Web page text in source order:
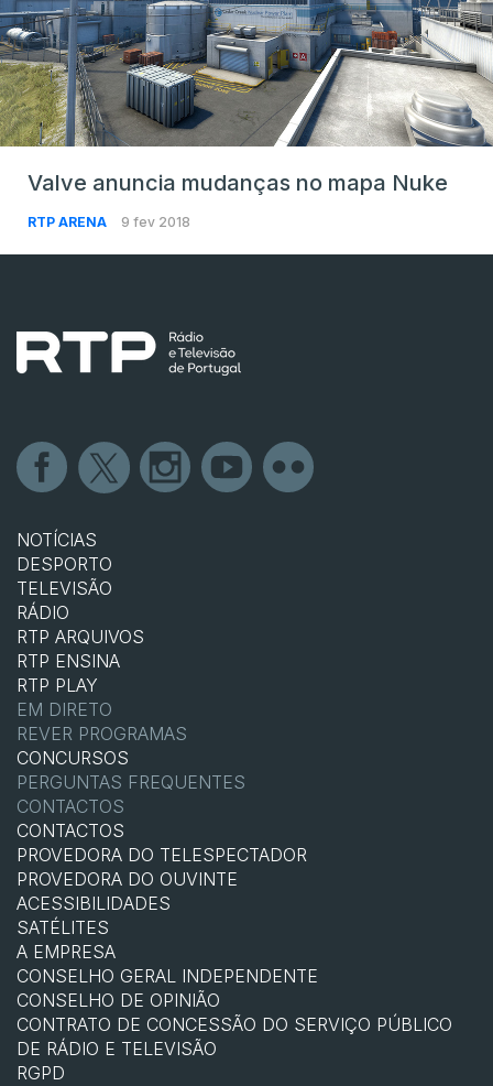
Valve anuncia mudanças no mapa Nuke
RTP ARENA 9 fev 2018
NOTÍCIAS
DESPORTO
TELEVISÃO
RÁDIO
RTP ARQUIVOS
RTP ENSINA
RTP PLAY
EM DIRETO
REVER PROGRAMAS
CONCURSOS
PERGUNTAS FREQUENTES
CONTACTOS
CONTACTOS
PROVEDORA DO TELESPECTADOR
PROVEDORA DO OUVINTE
ACESSIBILIDADES
SATÉLITES
A EMPRESA
CONSELHO GERAL INDEPENDENTE
CONSELHO DE OPINIÃO
CONTRATO DE CONCESSÃO DO SERVIÇO PÚBLICO
DE RÁDIO E TELEVISÃO
RGPD